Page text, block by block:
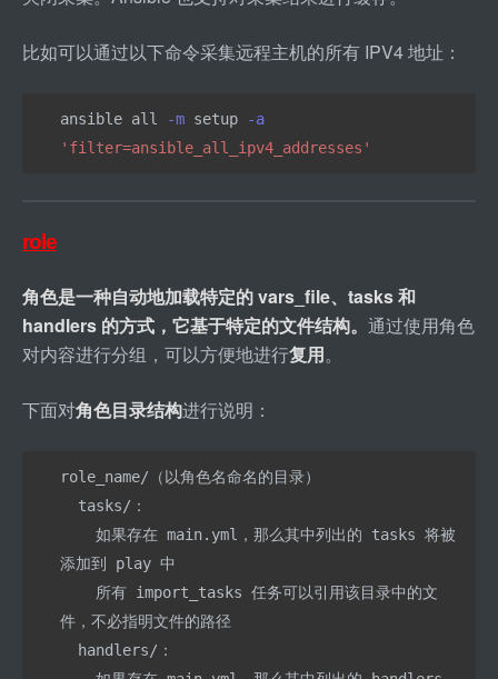
比如可以通过以下命令采集远程主机的所有 IPV4 地址：
ansible all -m setup
-a
'filter=ansible_all_ipv4_addresses'
role
角色是一种自动地加载特定的 vars file、tasks 和
handlers 的方式，它基于特定的文件结构。 通过使用角色
对内容进行分组，可以方便地进行复用。
下面对角色目录结构进行说明：
role_name/（以角色名命名的目录）
  tasks/：
添加到 play 中
件，不必指明文件的路径
  handlers/：